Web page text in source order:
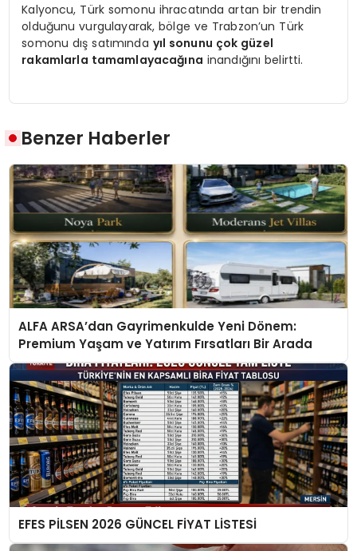
Kalyoncu, Türk somonu ihracatında artan bir trendin
olduğunu vurgulayarak, bölge ve Trabzon’un Türk
somonu dış satımında yıl sonunu çok güzel
rakamlarla tamamlayacağına inandığını belirtti.
Benzer Haberler
ALFA ARSA’dan Gayrimenkulde Yeni Dönem:
Premium Yaşam ve Yatırım Fırsatları Bir Arada
EFES PİLSEN 2026 GÜNCEL FİYAT LİSTESİ